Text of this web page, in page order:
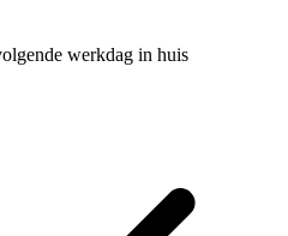
werkdag in huis